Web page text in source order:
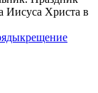
Иисуса Христа в
крещение